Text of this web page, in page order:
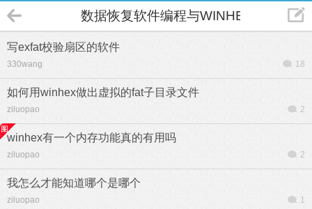
数据恢复软件编程与WINHEX
写exfat校验扇区的软件
330wang 18
如何用winhex做出虚拟的fat子目录文件
ziluopao 2
winhex有一个内存功能真的有用吗
ziluopao 2
我怎么才能知道哪个是哪个
ziluopao 1